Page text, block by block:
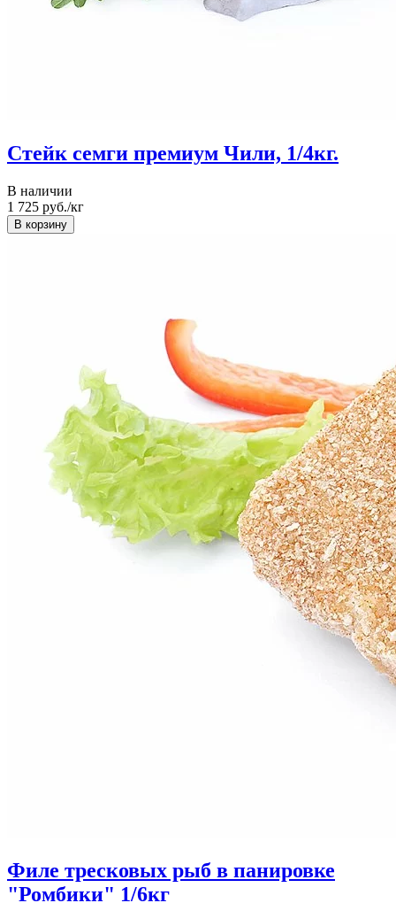
Стейк семги премиум Чили, 1/4кг.
В наличии
1 725 руб./кг
Филе тресковых рыб в панировке
"Ромбики" 1/6кг